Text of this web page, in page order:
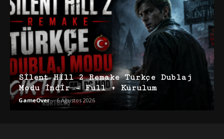
Silent Hill 2 Remake Türkçe Dublaj
Modu İndir – Full + Kurulum
GameOver - 6 Ağustos 2026